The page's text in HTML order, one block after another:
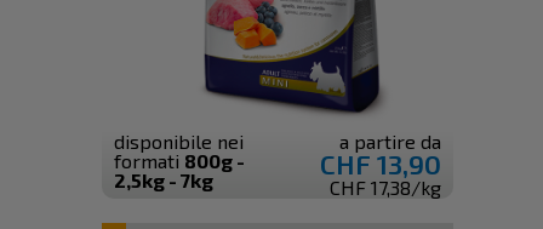
disponibile nei
formati 800g -
2,5kg - 7kg
a partire da
CHF 13,90
CHF 17,38/kg